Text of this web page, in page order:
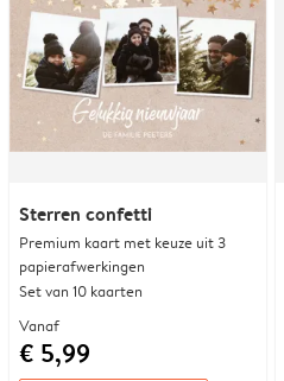
Sterren confetti
Premium kaart met keuze uit 3
papierafwerkingen
Set van 10 kaarten
Vanaf
€ 5,99